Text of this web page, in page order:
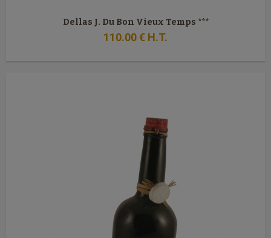
Dellas J. Du Bon Vieux Temps ***
110.00€ H.T.